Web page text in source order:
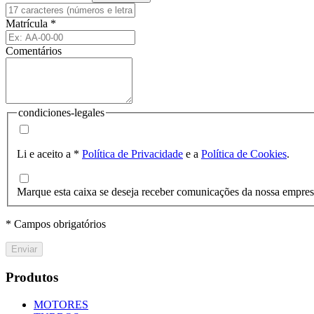
Matrícula *
Comentários
condiciones-legales
Li e aceito a * Política de Privacidade e a Política de Cookies.
Marque esta caixa se deseja receber comunicações da nossa
* Campos obrigatórios
Enviar
Produtos
MOTORES